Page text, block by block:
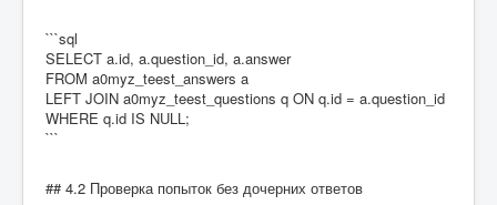
```sql
SELECT a.id, a.question_id, a.answer
FROM a0myz_teest_answers a
LEFT JOIN a0myz_teest_questions q ON q.id = a.question_id
WHERE q.id IS NULL;
```
## 4.2 Проверка попыток без дочерних ответов